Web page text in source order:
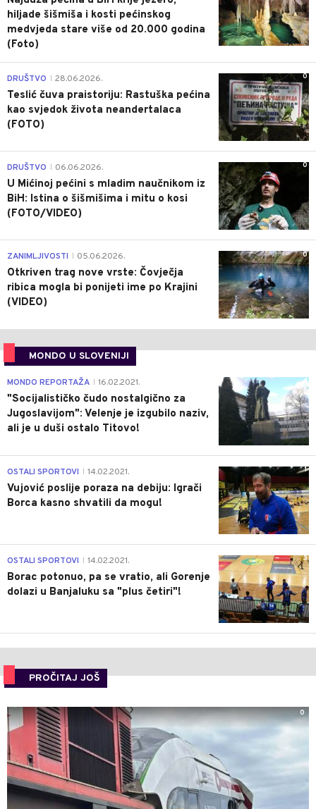
hiljade šišmiša i kosti pećinskog
medvjeda stare više od 20.000 godina
(Foto)
0
DRUŠTVO 28.06.2026.
Teslić čuva praistoriju: Rastuška pećina
kao svjedok života neandertalaca
(FOTO)
0
DRUŠTVO 06.06.2026.
U Mićinoj pećini s mladim naučnikom iz
BiH: Istina o šišmišima i mitu o kosi
(FOTO/VIDEO)
0
ZANIMLJIVOSTI 05.06.2026.
Otkriven trag nove vrste: Čovječja
ribica mogla bi ponijeti ime po Krajini
(VIDEO)
MONDO U SLOVENIJI
4
MONDO REPORTAŽA 16.02.2021.
"Socijalističko čudo nostalgično za
Jugoslavijom": Velenje je izgubilo naziv,
ali je u duši ostalo Titovo!
1
OSTALI SPORTOVI 14.02.2021.
Vujović poslije poraza na debiju: Igrači
Borca kasno shvatili da mogu!
3
OSTALI SPORTOVI 14.02.2021.
Borac potonuo, pa se vratio, ali Gorenje
dolazi u Banjaluku sa "plus četiri"!
PROČITAJ JOŠ
0